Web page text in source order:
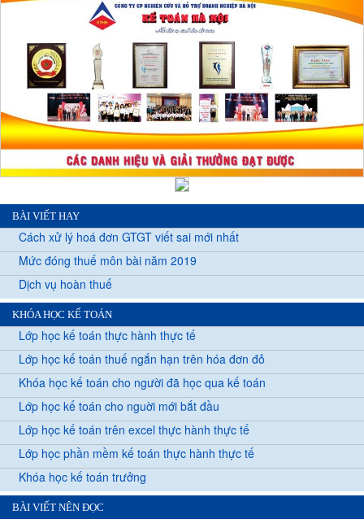
BÀI VIẾT HAY
Cách xử lý hoá đơn GTGT viết sai mới nhất
Mức đóng thuế môn bài năm 2019
Dịch vụ hoàn thuế
KHÓA HỌC KẾ TOÁN
Lớp học kế toán thực hành thực tế
Lớp học kế toán thuế ngắn hạn trên hóa đơn đỏ
Khóa học kế toán cho người đã học qua kế toán
Lớp học kế toán cho nguời mới bắt đầu
Lớp học kế toán trên excel thực hành thực tế
Lớp học phần mềm kế toán thực hành thực tế
Khóa học kế toán trưởng
BÀI VIẾT NÊN ĐỌC